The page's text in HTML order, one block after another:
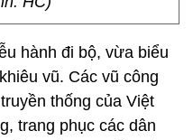
hành đi bộ, vừa biểu
vũ. Các vũ công
thống của Việt
trang phục các dân